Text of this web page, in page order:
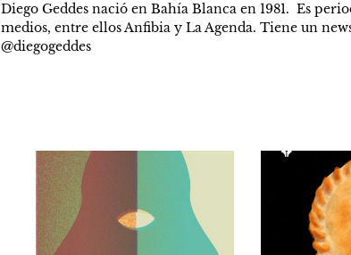
Diego Geddes nació en Bahía Blanca en 1981.  Es
medios, entre ellos Anfibia y La Agenda. Tiene un
@diegogeddes